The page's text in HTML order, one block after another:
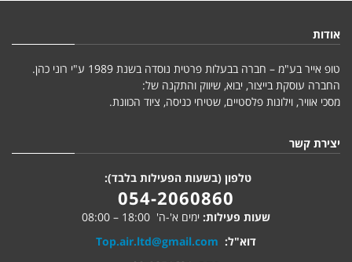
אודות
טופ אייר בע"מ – חברה בבעלות פרטית נוסדה בשנת 1989 ע"י רוני כהן.
החברה עוסקת בייצור, יבוא, שיווק והתקנה של:
מסכי אוויר, וילונות פלסטיים, שטיחי כניסה, ציוד הכוונת.
יצירת קשר
טלפון (בשעות הפעילות בלבד):
054-2060860
שעות פעילות: ימים א'-ה' 18:00 – 08:00
דוא"ל: Top.air.ltd@gmail.com